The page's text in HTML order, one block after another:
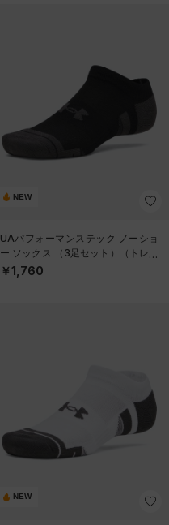
NEW
UAパフォーマンステック ノーショ
ー ソックス （3足セット）（トレー
ニング/UNISEX）
￥1,760
NEW